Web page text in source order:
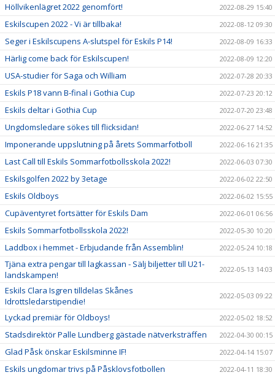
Höllvikenlägret 2022 genomfört! 2022-08-29 15:40
Eskilscupen 2022 - Vi är tillbaka! 2022-08-12 09:30
Seger i Eskilscupens A-slutspel för Eskils P14! 2022-08-09 16:33
Härlig come back för Eskilscupen! 2022-08-09 12:20
USA-studier för Saga och William 2022-07-28 20:33
Eskils P18 vann B-final i Gothia Cup 2022-07-23 20:12
Eskils deltar i Gothia Cup 2022-07-20 23:48
Ungdomsledare sökes till flicksidan! 2022-06-27 14:52
Imponerande uppslutning på årets Sommarfotboll 2022-06-16 21:35
Last Call till Eskils Sommarfotbollsskola 2022! 2022-06-03 07:30
Eskilsgolfen 2022 by 3etage 2022-06-02 22:50
Eskils Oldboys 2022-06-02 15:55
Cupäventyret fortsätter för Eskils Dam 2022-06-01 06:56
Eskils Sommarfotbollsskola 2022! 2022-05-30 10:20
Laddbox i hemmet - Erbjudande från Assemblin! 2022-05-24 10:18
Tjäna extra pengar till lagkassan - Sälj biljetter till U21-
landskampen!
2022-05-13 14:03
Eskils Clara Isgren tilldelas Skånes
Idrottsledarstipendie!
2022-05-03 09:22
Lyckad premiär för Oldboys! 2022-05-02 18:52
Stadsdirektör Palle Lundberg gästade nätverksträffen 2022-04-30 00:15
Glad Påsk önskar Eskilsminne IF! 2022-04-14 15:07
Eskils ungdomar trivs på Påsklovsfotbollen 2022-04-11 18:30